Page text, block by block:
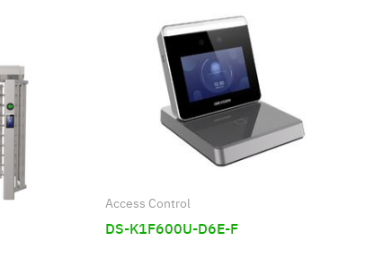
Access Control
DS-K1F600U-D6E-F